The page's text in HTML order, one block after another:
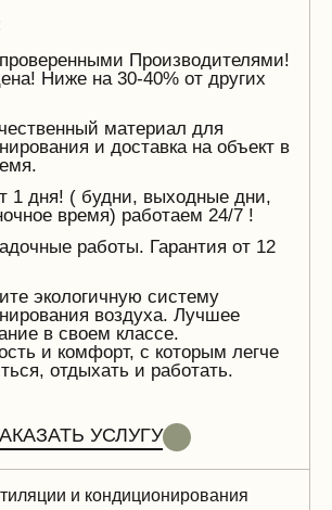
Производителями!
Ниже на 30-40% от других
материал для
и доставка на объект в
1 дня! ( будни, выходные дни,
время) работаем 24/7 !
работы. Гарантия от 12
экологичную систему
воздуха. Лучшее
в своем классе.
и комфорт, с которым легче
отдыхать и работать.
УСЛУГУ